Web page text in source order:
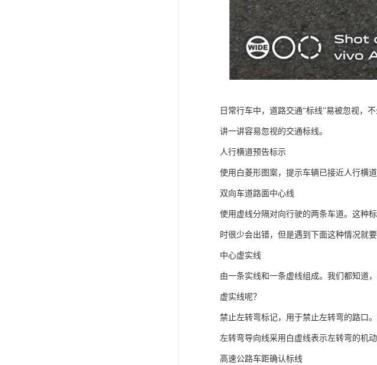
日常行车中，道路交通“标线”易被忽视，
讲一讲容易忽视的交通标线。
人行横道预告标示
使用白菱形图案，提示车辆已接近人行横
双向车道路面中心线
使用虚线分隔对向行驶的两条车道。这种
时很少会出错，但是遇到下面这种情况就
中心虚实线
由一条实线和一条虚线组成。我们都知道
虚实线呢？
禁止左转弯标记，用于禁止左转弯的路口
左转弯导向线采用白虚线表示左转弯的机
高速公路车距确认标线